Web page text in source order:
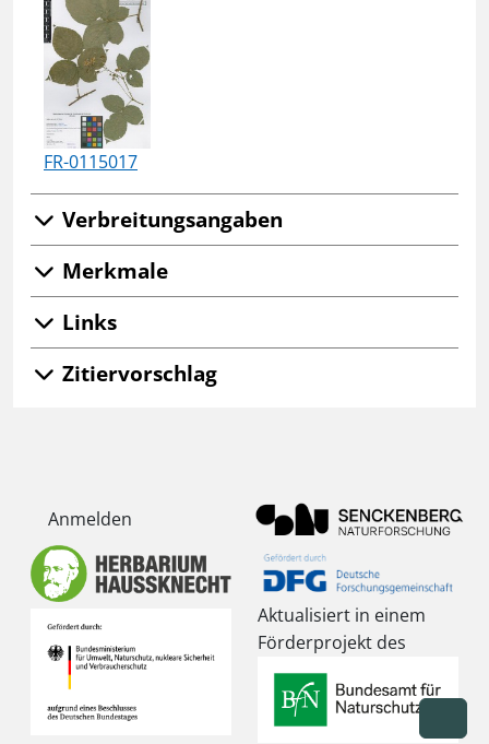
FR-0115017
Verbreitungsangaben
Merkmale
Links
Zitiervorschlag
Anmelden
Aktualisiert in einem
Förderprojekt des